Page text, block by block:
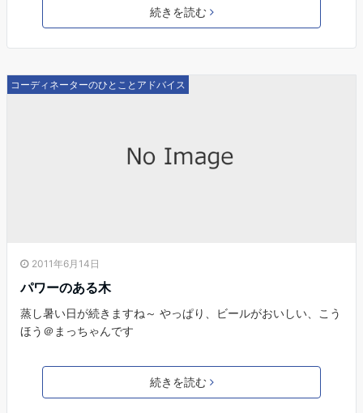
続きを読む
コーディネーターのひとことアドバイス
2011年6月14日
パワーのある木
蒸し暑い日が続きますね～ やっぱり、ビールがおいしい、こう
ほう＠まっちゃんです
続きを読む